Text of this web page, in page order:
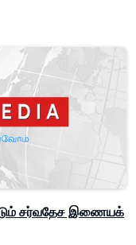
சர்வதேச இணையக்